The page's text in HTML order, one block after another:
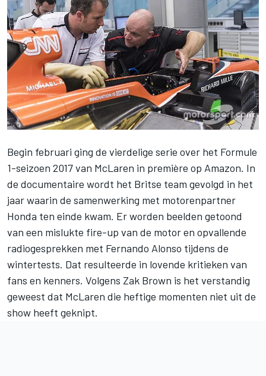
Begin februari ging de vierdelige serie over het Formule
1-seizoen 2017 van McLaren in première op Amazon. In
de documentaire wordt het Britse team gevolgd in het
jaar waarin de samenwerking met motorenpartner
Honda ten einde kwam. Er worden beelden getoond
van een mislukte fire-up van de motor en opvallende
radiogesprekken met Fernando Alonso tijdens de
wintertests. Dat resulteerde in lovende kritieken van
fans en kenners. Volgens Zak Brown is het verstandig
geweest dat McLaren die heftige momenten niet uit de
show heeft geknipt.